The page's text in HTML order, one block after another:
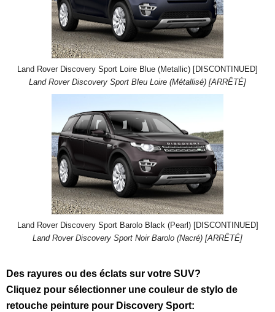
Land Rover Discovery Sport Loire Blue (Metallic) [DISCONTINUED]
Land Rover Discovery Sport Bleu Loire (Métallisé) [ARRÊTÉ]
Land Rover Discovery Sport Barolo Black (Pearl) [DISCONTINUED]
Land Rover Discovery Sport Noir Barolo (Nacré) [ARRÊTÉ]
Des rayures ou des éclats sur votre SUV?
Cliquez pour sélectionner une couleur de stylo de
retouche peinture pour Discovery Sport: